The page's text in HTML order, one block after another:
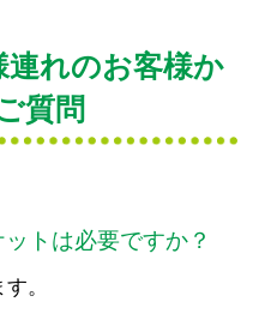
れのお客様か
質問
トは必要ですか？
。